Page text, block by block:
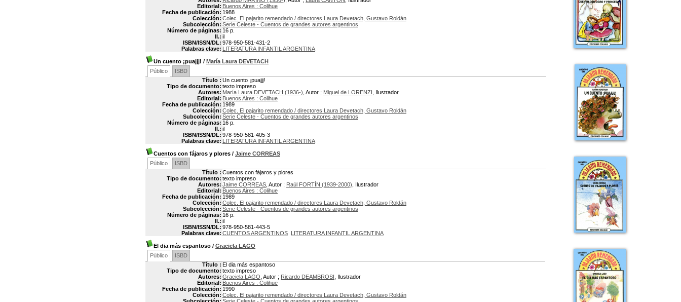
Editorial: Buenos Aires : Colihue
Fecha de publicación: 1988
Colección: Colec. El pajarito remendado / directores Laura Devetach, Gustavo Roldán
Subcolección: Serie Celeste - Cuentos de grandes autores argentinos
Número de páginas: 16 p.
Il.: il
ISBN/ISSN/DL: 978-950-581-431-2
Palabras clave: LITERATURA INFANTIL ARGENTINA
Un cuento ¡puajjj! / María Laura DEVETACH
Público
ISBD
Título : Un cuento ¡puajjj!
Tipo de documento: texto impreso
Autores: María Laura DEVETACH (1936-) , Autor ; Miguel de LORENZI , Ilustrador
Editorial: Buenos Aires : Colihue
Fecha de publicación: 1989
Colección: Colec. El pajarito remendado / directores Laura Devetach, Gustavo Roldán
Subcolección: Serie Celeste - Cuentos de grandes autores argentinos
Número de páginas: 16 p.
Il.: il
ISBN/ISSN/DL: 978-950-581-405-3
Palabras clave: LITERATURA INFANTIL ARGENTINA
Cuentos con fájaros y plores / Jaime CORREAS
Público
ISBD
Título : Cuentos con fájaros y plores
Tipo de documento: texto impreso
Autores: Jaime CORREAS , Autor ; Raúl FORTÍN (1939-2000) , Ilustrador
Editorial: Buenos Aires : Colihue
Fecha de publicación: 1989
Colección: Colec. El pajarito remendado / directores Laura Devetach, Gustavo Roldán
Subcolección: Serie Celeste - Cuentos de grandes autores argentinos
Número de páginas: 16 p.
Il.: il
ISBN/ISSN/DL: 978-950-581-443-5
Palabras clave: CUENTOS ARGENTINOS LITERATURA INFANTIL ARGENTINA
El dia más espantoso / Graciela LAGO
Público
ISBD
Título : El dia más espantoso
Tipo de documento: texto impreso
Autores: Graciela LAGO , Autor ; Ricardo DEAMBROSI , Ilustrador
Editorial: Buenos Aires : Colihue
Fecha de publicación: 1990
Colección: Colec. El pajarito remendado / directores Laura Devetach, Gustavo Roldán